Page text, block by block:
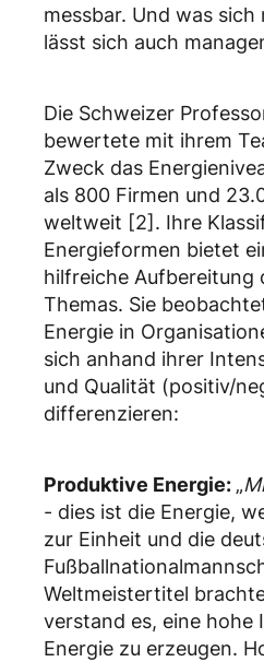
messbar. Und was sich
lässt sich auch
Die Schweizer
bewertete mit ihrem
Zweck das
als 800 Firmen und
weltweit [2]. Ihre
Energieformen bietet
hilfreiche Aufbereitung
Themas. Sie
Energie in
sich anhand ihrer
und Qualität (positiv/
differenzieren:
Produktive Energie: „
- dies ist die Energie,
zur Einheit und die
Weltmeistertitel
verstand es, eine
Energie zu erzeugen.